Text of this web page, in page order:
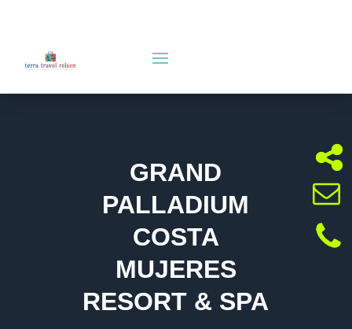
GRAND
PALLADIUM
COSTA
MUJERES
RESORT & SPA